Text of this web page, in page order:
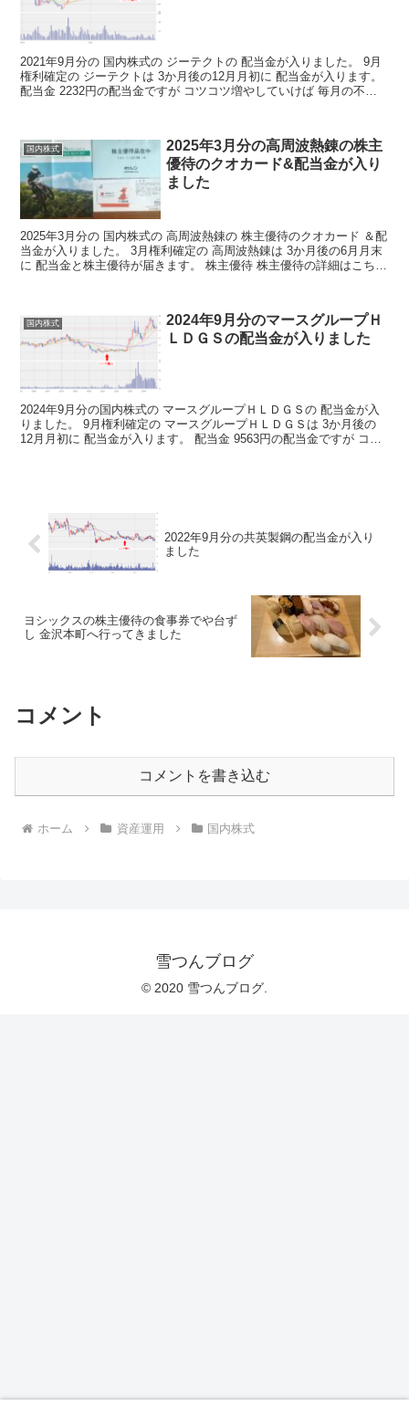
2021年9月分の 国内株式の ジーテクトの 配当金が入りました。 9月
権利確定の ジーテクトは 3か月後の12月月初に 配当金が入ります。
配当金 2232円の配当金ですが コツコツ増やしていけば 毎月の不労
国内株式
2025年3月分の高周波熱錬の株主
優待のクオカード&配当金が入り
ました
2025年3月分の 国内株式の 高周波熱錬の 株主優待のクオカード ＆配
当金が入りました。 3月権利確定の 高周波熱錬は 3か月後の6月月末
に 配当金と株主優待が届きます。 株主優待 株主優待の詳細はこちら
国内株式
2024年9月分のマースグループＨ
ＬＤＧＳの配当金が入りました
2024年9月分の国内株式の マースグループＨＬＤＧＳの 配当金が入
りました。 9月権利確定の マースグループＨＬＤＧＳは 3か月後の
12月月初に 配当金が入ります。 配当金 9563円の配当金ですが コツ
2022年9月分の共英製鋼の配当金が入り
ました
ヨシックスの株主優待の食事券でや台ず
し 金沢本町へ行ってきました
コメント
コメントを書き込む
ホーム 資産運用 国内株式
雪つんブログ
© 2020 雪つんブログ.